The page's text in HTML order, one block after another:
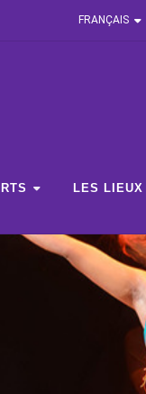
FRANÇAIS
LES